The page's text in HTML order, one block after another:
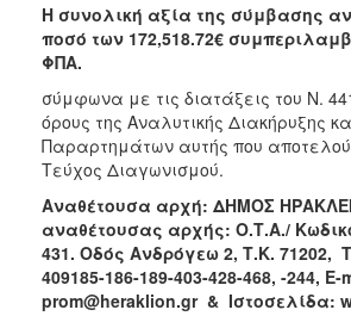
Η συνολική αξία της σύμβασης
ποσό των 172,518.72€
ΦΠΑ.
σύμφωνα με τις διατάξεις του Ν.
όρους της Αναλυτικής Διακήρυξης
Παραρτημάτων αυτής που
Τεύχος Διαγωνισμού.
Αναθέτουσα αρχή: ΔΗΜΟΣ
αναθέτουσας αρχής: Ο.Τ.Α./
431. Οδός Ανδρόγεω 2, Τ.Κ. 71202,
409185-186-189-403-428-468, -244, E-
prom@heraklion.gr & Ιστοσελίδα: